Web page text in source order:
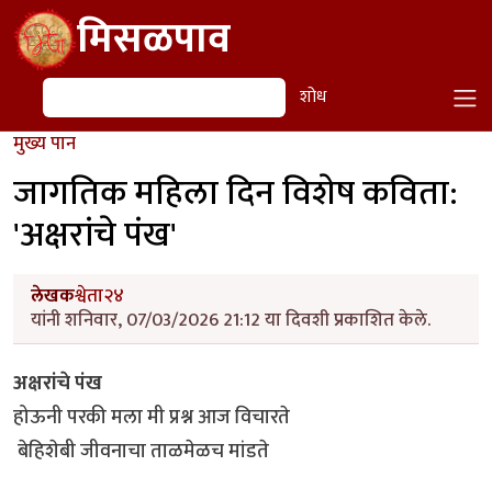
Skip to main contentमिसळपाव
शोध शोध
मुख्य पान
जागतिक महिला दिन विशेष कविता:
'अक्षरांचे पंख'
लेखकश्वेता२४
यांनी शनिवार, 07/03/2026 21:12 या दिवशी प्रकाशित केले.
अक्षरांचे पंख
होऊनी परकी मला मी प्रश्न आज विचारते
बेहिशेबी जीवनाचा ताळमेळच मांडते